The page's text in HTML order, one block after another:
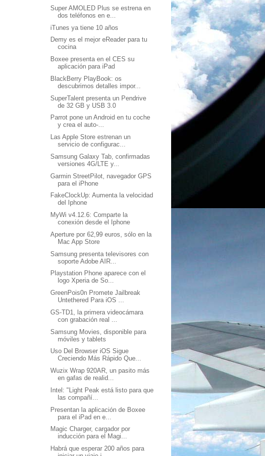
Super AMOLED Plus se estrena en
dos teléfonos en e...
iTunes ya tiene 10 años
Demy es el mejor eReader para tu
cocina
Boxee presenta en el CES su
aplicación para iPad
BlackBerry PlayBook: os
descubrimos detalles impor...
SuperTalent presenta un Pendrive
de 32 GB y USB 3.0
Parrot pone un Android en tu coche
y crea el auto-...
Las Apple Store estrenan un
servicio de configurac...
Samsung Galaxy Tab, confirmadas
versiones 4G/LTE y...
Garmin StreetPilot, navegador GPS
para el iPhone
FakeClockUp: Aumenta la velocidad
del Iphone
MyWi v4.12.6: Comparte la
conexión desde el Iphone
Aperture por 62,99 euros, sólo en la
Mac App Store
Samsung presenta televisores con
soporte Adobe AIR...
Playstation Phone aparece con el
logo Xperia de So...
GreenPois0n Promete Jailbreak
Untethered Para iOS ...
GS-TD1, la primera videocámara
con grabación real ...
Samsung Movies, disponible para
móviles y tablets
Uso Del Browser iOS Sigue
Creciendo Más Rápido Que...
Wuzix Wrap 920AR, un pasito más
en gafas de realid...
Intel: "Light Peak está listo para que
las compañí...
Presentan la aplicación de Boxee
para el iPad en e...
Magic Charger, cargador por
inducción para el Magi...
Habrá que esperar 200 años para